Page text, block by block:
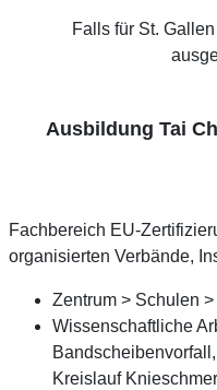
Falls für St.
Ausbildung Tai
Fachbereich EU-
organisierten Verbände,
Zentrum > Schulen
Wissenschaftliche
Kreislauf